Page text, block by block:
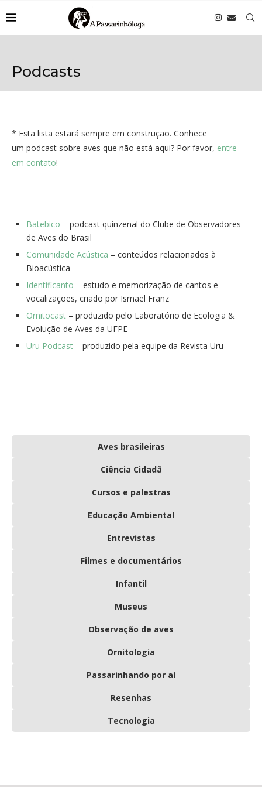
Podcasts
* Esta lista estará sempre em construção. Conhece
um podcast sobre aves que não está aqui? Por favor, entre
em contato!
Batebico – podcast quinzenal do Clube de Observadores
de Aves do Brasil
Comunidade Acústica – conteúdos relacionados à
Bioacústica
Identificanto – estudo e memorização de cantos e
vocalizações, criado por Ismael Franz
Ornitocast – produzido pelo Laboratório de Ecologia &
Evolução de Aves da UFPE
Uru Podcast – produzido pela equipe da Revista Uru
Aves brasileiras
Ciência Cidadã
Cursos e palestras
Educação Ambiental
Entrevistas
Filmes e documentários
Infantil
Museus
Observação de aves
Ornitologia
Passarinhando por aí
Resenhas
Tecnologia